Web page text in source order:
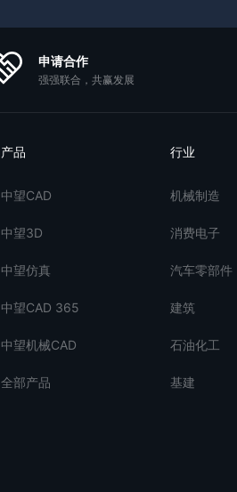
申请合作
强强联合，共赢发展
产品
中望CAD
中望3D
中望仿真
中望CAD 365
中望机械CAD
全部产品
行业
机械制造
消费电子
汽车零部件
建筑
石油化工
基建